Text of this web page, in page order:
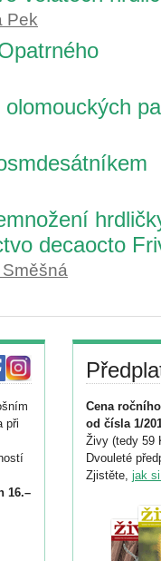
Pek
decaocto
Směšná
při
16.–
Cena
od čísla 1/
Živy (tedy 59
Dvouleté
Zjistěte, jak